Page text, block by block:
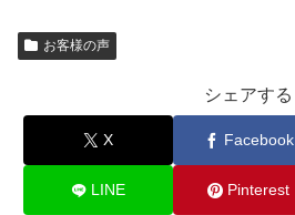
お客様の声
シェアする
X Facebook
LINE Pinterest